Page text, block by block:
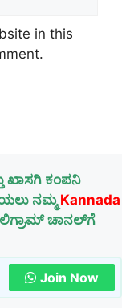
in this
ಖಾಸಗಿ ಕಂಪನಿ
ನಮ್ಮKannada
ಚಾನಲ್‌ಗೆ
Join Now